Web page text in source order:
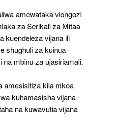
amewataka viongozi
za Serikali za Mitaa
kuendeleza vijana ili
shughuli za kuinua
na mbinu za ujasiriamali.
amesisitiza kila mkoa
kuhamasisha vijana
na kuwavutia vijana